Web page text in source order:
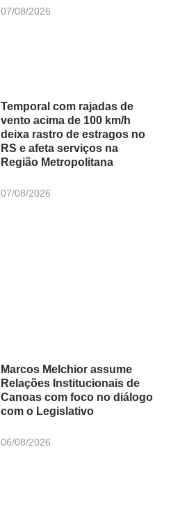
07/08/2026
Temporal com rajadas de
vento acima de 100 km/h
deixa rastro de estragos no
RS e afeta serviços na
Região Metropolitana
07/08/2026
Marcos Melchior assume
Relações Institucionais de
Canoas com foco no diálogo
com o Legislativo
06/08/2026